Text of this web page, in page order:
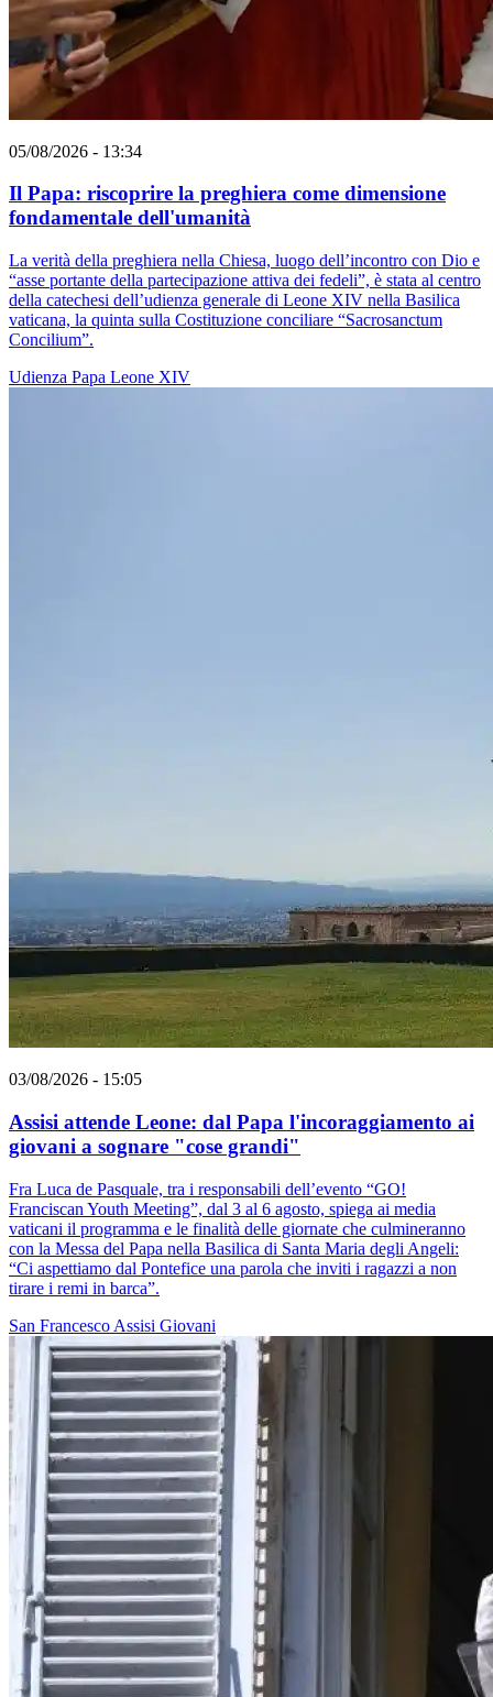
05/08/2026 - 13:34
Il Papa: riscoprire la preghiera come dimensione
fondamentale dell'umanità
La verità della preghiera nella Chiesa, luogo dell’incontro con Dio e
“asse portante della partecipazione attiva dei fedeli”, è stata al centro
della catechesi dell’udienza generale di Leone XIV nella Basilica
vaticana, la quinta sulla Costituzione conciliare “Sacrosanctum
Concilium”.
Udienza Papa Leone XIV
03/08/2026 - 15:05
Assisi attende Leone: dal Papa l'incoraggiamento ai
giovani a sognare "cose grandi"
Fra Luca de Pasquale, tra i responsabili dell’evento “GO!
Franciscan Youth Meeting”, dal 3 al 6 agosto, spiega ai media
vaticani il programma e le finalità delle giornate che culmineranno
con la Messa del Papa nella Basilica di Santa Maria degli Angeli:
“Ci aspettiamo dal Pontefice una parola che inviti i ragazzi a non
tirare i remi in barca”.
San Francesco Assisi Giovani